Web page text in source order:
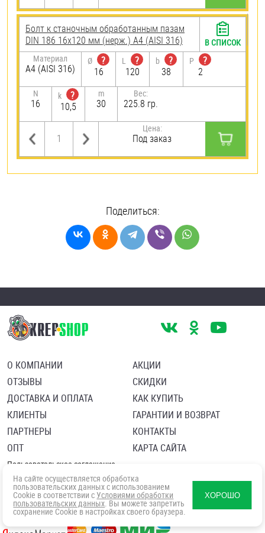
Болт к станочным обработанным пазам
DIN 186 16х120 мм (нерж.) A4 (AISI 316)
Материал
A4 (AISI 316)
Ø
?
16
L
?
120
b
?
38
P
?
2
N
16
k
?
10,5
m
30
Вес:
225.8 гр.
Цена:
Под заказ
В СПИСОК
Поделиться:
О КОМПАНИИ
ОТЗЫВЫ
ДОСТАВКА И ОПЛАТА
КЛИЕНТЫ
ПАРТНЕРЫ
ОПТ
АКЦИИ
СКИДКИ
КАК КУПИТЬ
ГАРАНТИИ И ВОЗВРАТ
КОНТАКТЫ
КАРТА САЙТА
Пользовательское соглашение
Политика в отношении обработки персональных данных
Согласие посетителя сайта на обработку персональных данны
На сайте осуществляется обработка
пользовательских данных с использованием
Cookie в соответствии с Условиями обработки
пользовательских данных. Вы можете запретить
сохранение Cookie в настройках своего браузера.
ХОРОШО